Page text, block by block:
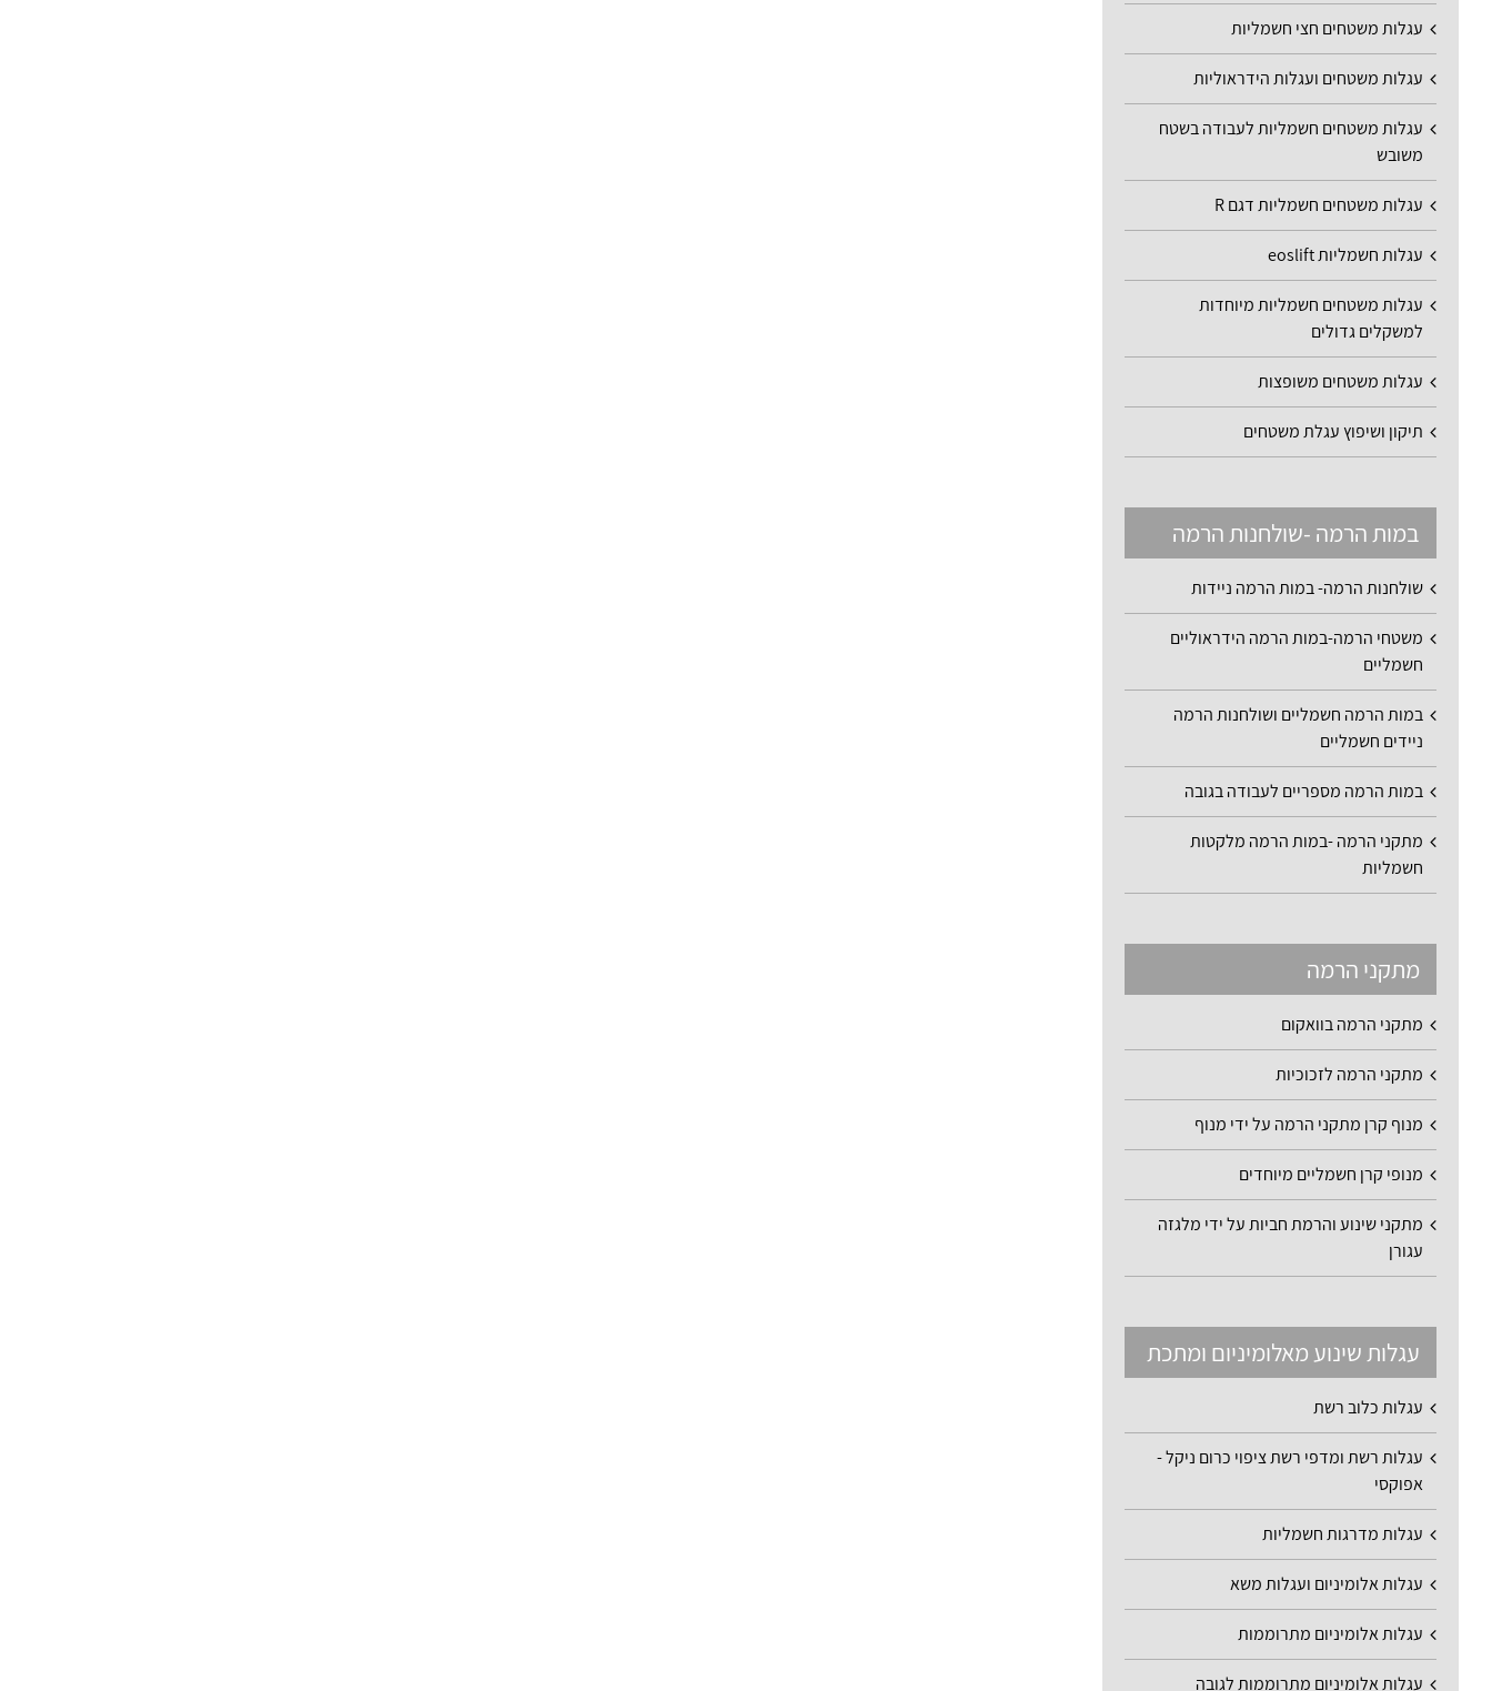
עגלות משטחים חצי חשמליות
עגלות משטחים ועגלות הידראוליות
עגלות משטחים חשמליות לעבודה בשטח
משובש
עגלות משטחים חשמליות דגם R
עגלות חשמליות eoslift
עגלות משטחים חשמליות מיוחדות
למשקלים גדולים
עגלות משטחים משופצות
תיקון ושיפוץ עגלת משטחים
במות הרמה -שולחנות הרמה
שולחנות הרמה- במות הרמה ניידות
משטחי הרמה-במות הרמה הידראוליים
חשמליים
במות הרמה חשמליים ושולחנות הרמה
ניידים חשמליים
במות הרמה מספריים לעבודה בגובה
מתקני הרמה -במות הרמה מלקטות
חשמליות
מתקני הרמה
מתקני הרמה בוואקום
מתקני הרמה לזכוכיות
מנוף קרן מתקני הרמה על ידי מנוף
מנופי קרן חשמליים מיוחדים
מתקני שינוע והרמת חביות על ידי מלגזה
עגורן
עגלות שינוע מאלומיניום ומתכת
עגלות כלוב רשת
עגלות רשת ומדפי רשת ציפוי כרום ניקל -
אפוקסי
עגלות מדרגות חשמליות
עגלות אלומיניום ועגלות משא
עגלות אלומיניום מתרוממות
עגלות אלומיניום מתרוממות לגובה